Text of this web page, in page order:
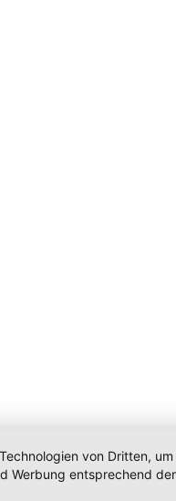
von Dritten,
Werbung entsprechend